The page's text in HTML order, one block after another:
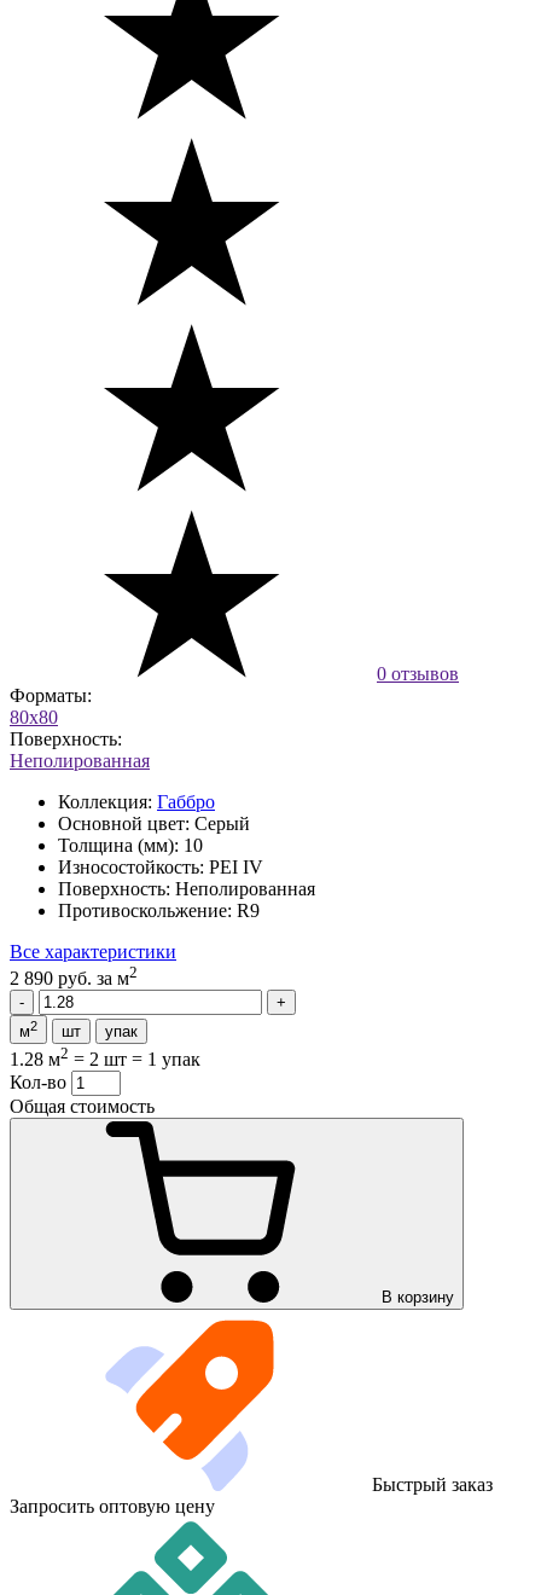
0 отзывов
Форматы:
80x80
Поверхность:
Неполированная
Коллекция: Габбро
Основной цвет: Серый
Толщина (мм): 10
Износостойкость: PEI IV
Поверхность: Неполированная
Противоскольжение: R9
Все характеристики
2 890 руб. за м2
м2 шт упак
1.28 м2 = 2 шт = 1 упак
Кол-во
Общая стоимость
В корзину
Быстрый заказ
Запросить оптовую цену